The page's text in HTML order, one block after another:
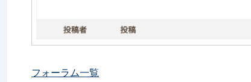
フォーラム一覧